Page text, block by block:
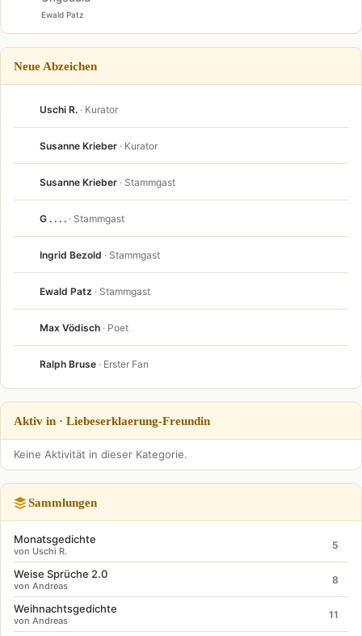
Ewald Patz
Neue Abzeichen
Uschi R. · Kurator
Susanne Krieber · Kurator
Susanne Krieber · Stammgast
G . . . . · Stammgast
Ingrid Bezold · Stammgast
Ewald Patz · Stammgast
Max Vödisch · Poet
Ralph Bruse · Erster Fan
Aktiv in · Liebeserklaerung-Freundin
Keine Aktivität in dieser Kategorie.
Sammlungen
Monatsgedichte
von Uschi R.
5
Weise Sprüche 2.0
von Andreas
8
Weihnachtsgedichte
von Andreas
11